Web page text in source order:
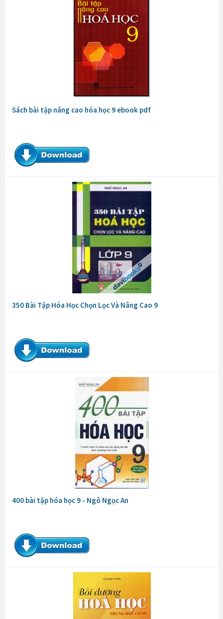
Sách bài tập nâng cao hóa học 9 ebook pdf
350 Bài Tập Hóa Học Chọn Lọc Và Nâng Cao 9
400 bài tập hóa học 9 - Ngô Ngọc An